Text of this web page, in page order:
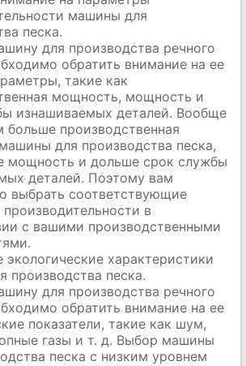
машины для
песка.
для производства речного
обратить внимание на ее
такие как
мощность, мощность и
изнашиваемых деталей. Вообще
больше производственная
для производства песка,
мощность и дольше срок службы
деталей. Поэтому вам
выбрать соответствующие
в
с вашими производственными
экологические характеристики
производства песка.
для производства речного
обратить внимание на ее
показатели, такие как шум,
газы и т. д. Выбор машины
песка с низким уровнем